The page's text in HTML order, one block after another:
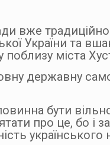
вже традиційно
України та
міста
державну
бути
про це, бо і
українського